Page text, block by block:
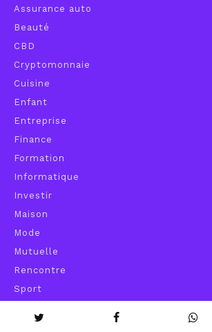
Assurance auto
Beauté
CBD
Cryptomonnaie
Cuisine
Enfant
Entreprise
Finance
Formation
Informatique
Investir
Maison
Mode
Mutuelle
Rencontre
Sport